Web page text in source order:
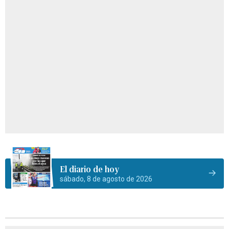
El diario de hoy
sábado, 8 de agosto de 2026